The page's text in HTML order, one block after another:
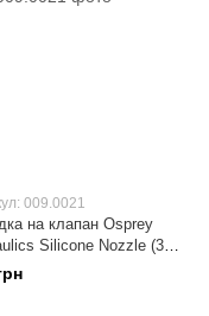
009.0021
на клапан Osprey
Silicone Nozzle (3